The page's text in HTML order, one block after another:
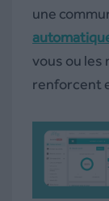
une
vous ou les
renforcent